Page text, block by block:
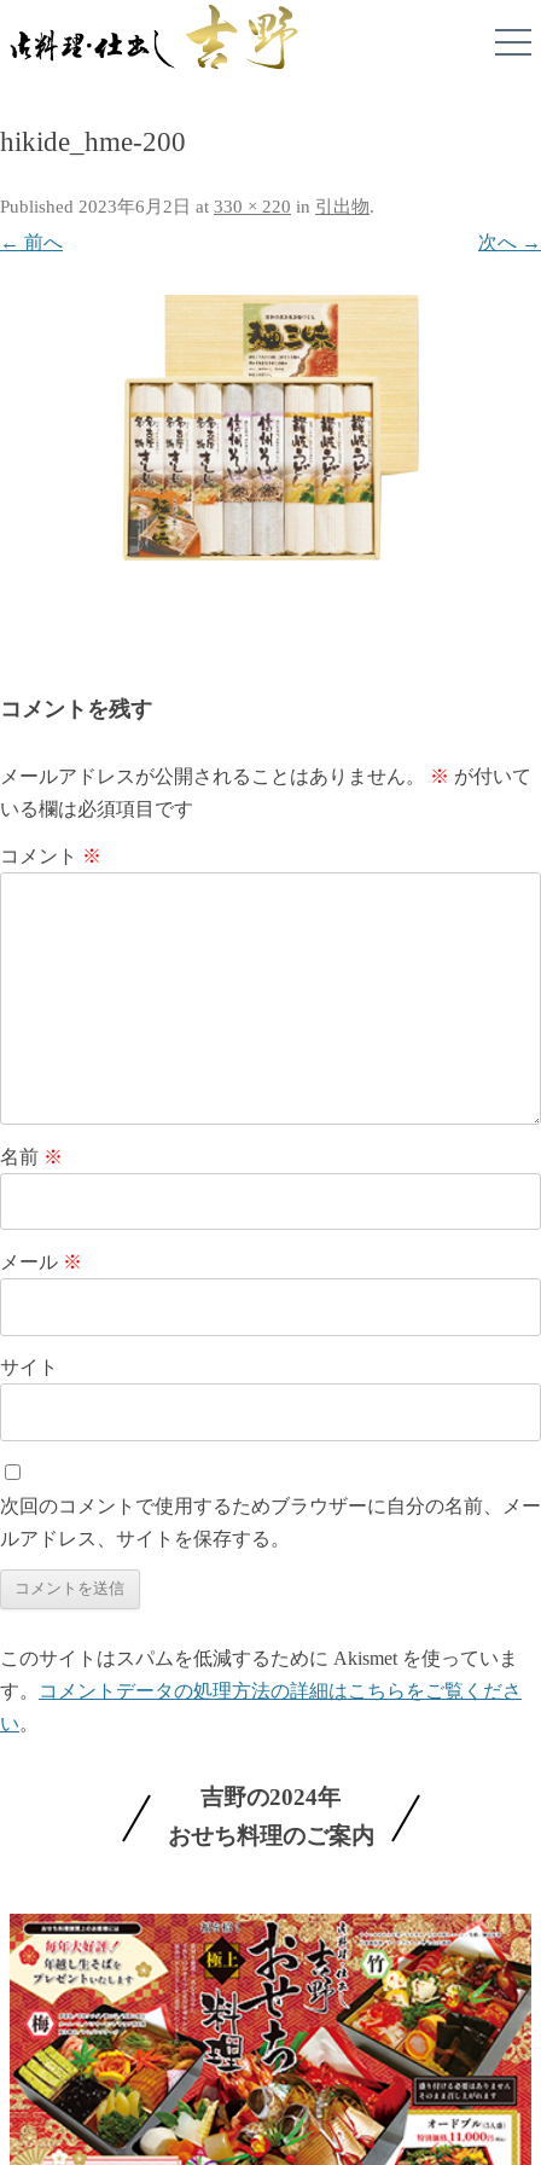
hikide_hme-200
Published 2023年6月2日 at 330 × 220 in 引出物.
← 前へ 次へ →
コメントを残す
メールアドレスが公開されることはありません。 ※ が付いて
いる欄は必須項目です
コメント ※
名前 ※
メール ※
サイト
次回のコメントで使用するためブラウザーに自分の名前、メー
ルアドレス、サイトを保存する。
このサイトはスパムを低減するために Akismet を使っていま
す。
コメントデータの処理方法の詳細はこちらをご覧くださ
い。
吉野の2024年
おせち料理のご案内